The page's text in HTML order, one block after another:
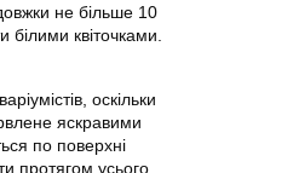
не більше 10
квіточками.
оскільки
яскравими
по поверхні
протягом усього